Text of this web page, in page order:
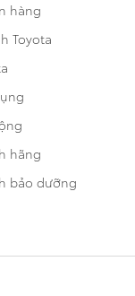
hàng
Toyota
hãng
bảo dưỡng